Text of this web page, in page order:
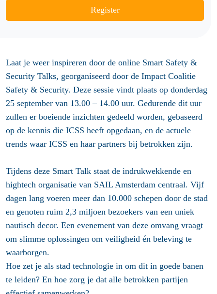
Register
Laat je weer inspireren door de online Smart Safety &
Security Talks, georganiseerd door de Impact Coalitie
Safety & Security. Deze sessie vindt plaats op donderdag
25 september van 13.00 – 14.00 uur. Gedurende dit uur
zullen er boeiende inzichten gedeeld worden, gebaseerd
op de kennis die ICSS heeft opgedaan, en de actuele
trends waar ICSS en haar partners bij betrokken zijn.
Tijdens deze Smart Talk staat de indrukwekkende en
hightech organisatie van SAIL Amsterdam centraal. Vijf
dagen lang voeren meer dan 10.000 schepen door de stad
en genoten ruim 2,3 miljoen bezoekers van een uniek
nautisch decor. Een evenement van deze omvang vraagt
om slimme oplossingen om veiligheid én beleving te
waarborgen.
Hoe zet je als stad technologie in om dit in goede banen
te leiden? En hoe zorg je dat alle betrokken partijen